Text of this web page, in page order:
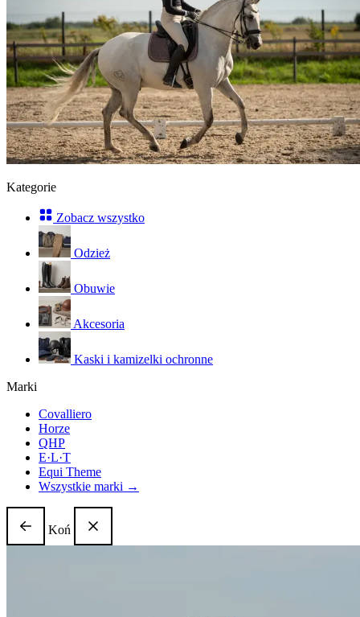
Kategorie
Zobacz wszystko
Odzież
Obuwie
Akcesoria
Kaski i kamizelki ochronne
Marki
Covalliero
Horze
QHP
E·L·T
Equi Theme
Wszystkie marki →
Koń